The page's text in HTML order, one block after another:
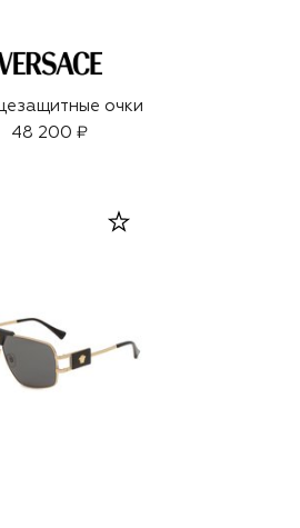
очки
48 200 ₽